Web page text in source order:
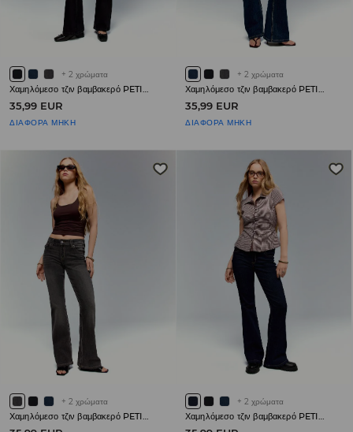
+ 2 χρώματα
Χαμηλόμεσο τζιν βαμβακερό PETITE
35,99 EUR
ΔΙΑΦΟΡΑ ΜΗΚΗ
+ 2 χρώματα
Χαμηλόμεσο τζιν βαμβακερό PETITE
35,99 EUR
ΔΙΑΦΟΡΑ ΜΗΚΗ
+ 2 χρώματα + 2 χρώματα